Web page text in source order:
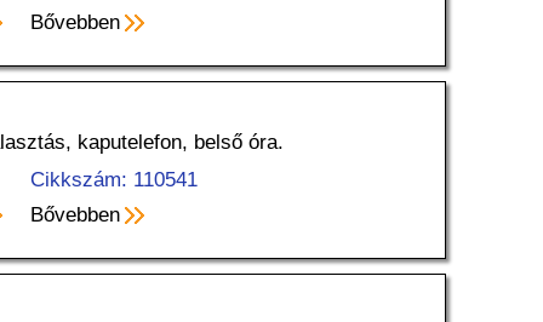
Bővebben
kaputelefon, belső óra.
Cikkszám: 110541
Bővebben